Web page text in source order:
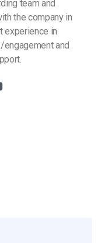
team and
the company in
experience in
and